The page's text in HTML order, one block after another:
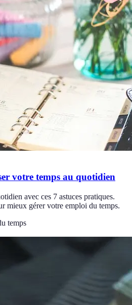
votre temps au quotidien
avec ces 7 astuces pratiques.
mieux gérer votre emploi du temps.
temps